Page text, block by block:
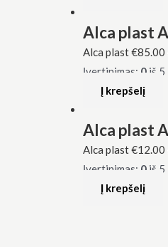
Alca plast
Alca plast€85.00
Įvertinimas: 0 iš 5
Į krepšelį
Alca plast
Alca plast€12.00
Įvertinimas: 0 iš 5
Į krepšelį